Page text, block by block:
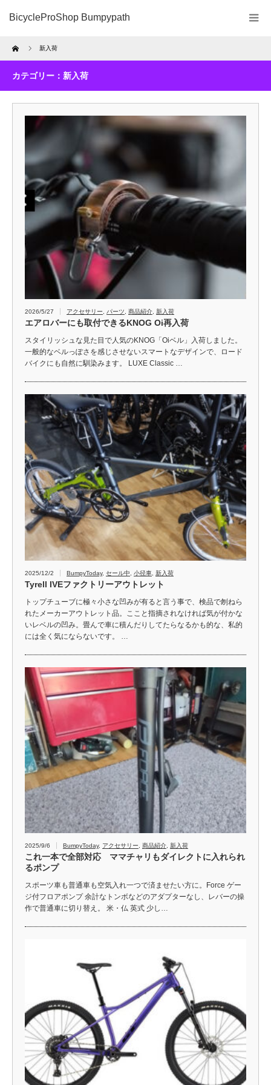
BicycleProShop Bumpypath
Home 新入荷
カテゴリー：新入荷
2026/5/27 アクセサリー, パーツ, 商品紹介, 新入荷
エアロバーにも取付できるKNOG Oi再入荷
スタイリッシュな見た目で人気のKNOG「Oiベル」入荷しました。
一般的なベルっぽさを感じさせないスマートなデザインで、ロード
バイクにも自然に馴染みます。 LUXE Classic …
2025/12/2 BumpyToday, セール中 小径車 新入荷
Tyrell IVEファクトリーアウトレット
トップチューブに極々小さな凹みが有ると言う事で、検品で刎ねら
れたメーカーアウトレット品。ここと指摘されなければ気が付かな
いレベルの凹み。畳んで車に積んだりしてたらなるかも的な、私的
には全く気にならないです。 …
2025/9/6 BumpyToday, アクセサリー, 商品紹介, 新入荷
これ一本で全部対応 ママチャリもダイレクトに入れられ
るポンプ
スポーツ車も普通車も空気入れ一つで済ませたい方に。Force ゲー
ジ付フロアポンプ 余計なトンボなどのアダプターなし、レバーの操
作で普通車に切り替え。 米・仏 英式 少し…